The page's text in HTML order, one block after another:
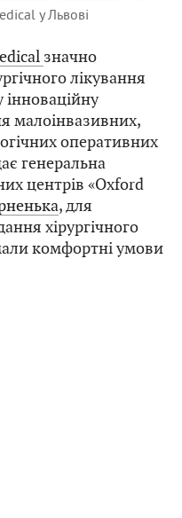
у Львові
значно
лікування
інноваційну
малоінвазивних,
оперативних
генеральна
центрів «Oxford
, для
хірургічного
комфортні умови